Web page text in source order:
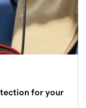
for your